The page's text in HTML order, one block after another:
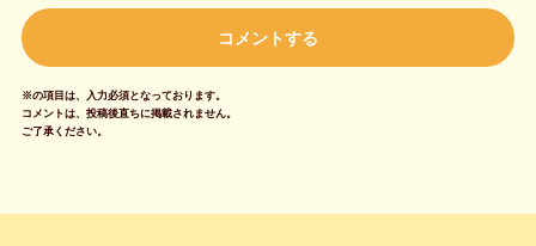
※の項目は、入力必須となっております。
コメントは、投稿後直ちに掲載されません。
ご了承ください。